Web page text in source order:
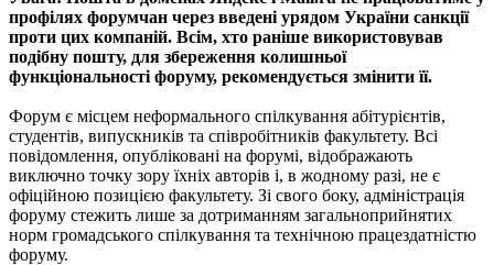
профілях форумчан через введені урядом України санкції
проти цих компаній. Всім, хто раніше використовував
подібну пошту, для збереження колишньої
функціональності форуму, рекомендується змінити її.
Форум є місцем неформального спілкування абітурієнтів,
студентів, випускників та співробітників факультету. Всі
повідомлення, опубліковані на форумі, відображають
виключно точку зору їхніх авторів і, в жодному разі, не є
офіційною позицією факультету. Зі свого боку, адміністрація
форуму стежить лише за дотриманням загальноприйнятих
норм громадського спілкування та технічною працездатністю
форуму.